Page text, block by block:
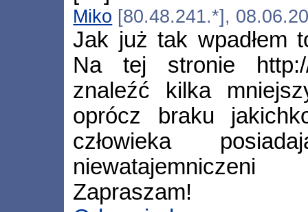
Miko [80.48.241.*],
Jak już tak wpadłem
Na tej stronie http://
znaleźć kilka
oprócz braku
człowieka
Zapraszam!